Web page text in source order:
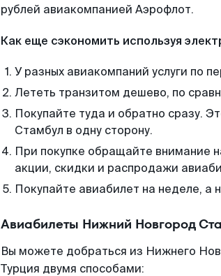
рублей авиакомпанией Аэрофлот.
Как еще сэкономить используя
У разных авиакомпаний услуги по
Лететь транзитом дешево, по
Покупайте туда и обратно сразу.
Стамбул в одну сторону.
При покупке обращайте внимание
акции, скидки и распродажи
Покупайте авиабилет на неделе, а
Авиабилеты Нижний Новгород
Вы можете добраться из Нижнего
Турция двумя способами: